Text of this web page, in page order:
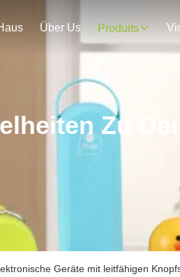
Über Us Produits
Zu
Geräte mit leitfähigen